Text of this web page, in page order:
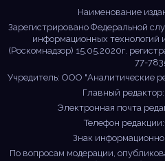
Наименование
Зарегистрировано Федеральной
информационных технологий
(Роскомнадзор) 15.05.2020г.
77-
Учредитель: ООО "Аналитические
Главный
Электронная почта
Телефон
Знак
По вопросам модерации,